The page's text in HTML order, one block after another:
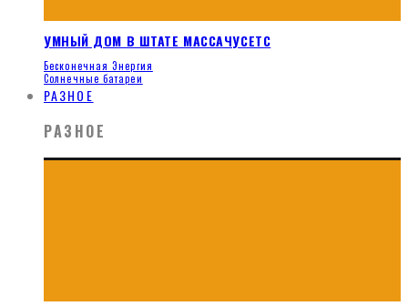
УМНЫЙ ДОМ В ШТАТЕ МАССАЧУСЕТС
Бесконечная Энергия
Солнечные батареи
РАЗНОЕ
РАЗНОЕ